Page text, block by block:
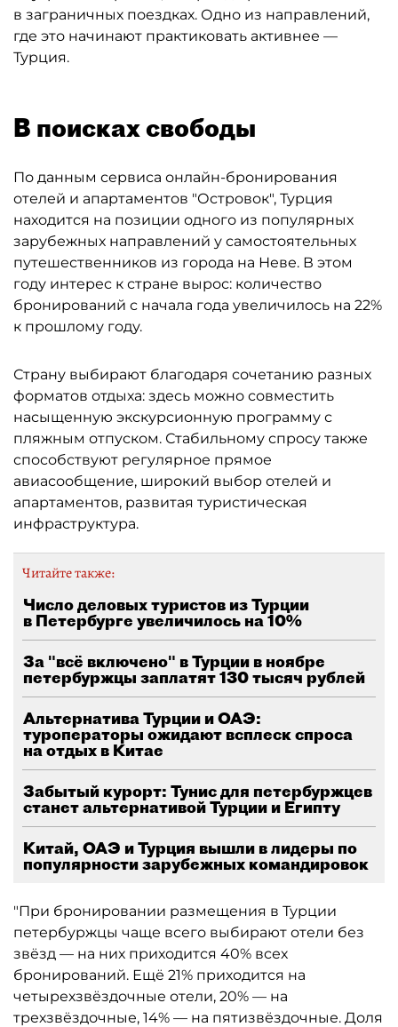
в заграничных поездках. Одно из направлений,
где это начинают практиковать активнее —
Турция.
В поисках свободы
По данным сервиса онлайн-бронирования
отелей и апартаментов "Островок", Турция
находится на позиции одного из популярных
зарубежных направлений у самостоятельных
путешественников из города на Неве. В этом
году интерес к стране вырос: количество
бронирований с начала года увеличилось на 22%
к прошлому году.
Страну выбирают благодаря сочетанию разных
форматов отдыха: здесь можно совместить
насыщенную экскурсионную программу с
пляжным отпуском. Стабильному спросу также
способствуют регулярное прямое
авиасообщение, широкий выбор отелей и
апартаментов, развитая туристическая
инфраструктура.
Читайте также:
Число деловых туристов из Турции
в Петербурге увеличилось на 10%
За "всё включено" в Турции в ноябре
петербуржцы заплатят 130 тысяч рублей
Альтернатива Турции и ОАЭ:
туроператоры ожидают всплеск спроса
на отдых в Китае
Забытый курорт: Тунис для петербуржцев
станет альтернативой Турции и Египту
Китай, ОАЭ и Турция вышли в лидеры по
популярности зарубежных командировок
"При бронировании размещения в Турции
петербуржцы чаще всего выбирают отели без
звёзд — на них приходится 40% всех
бронирований. Ещё 21% приходится на
четырехзвёздочные отели, 20% — на
трехзвёздочные, 14% — на пятизвёздочные. Доля